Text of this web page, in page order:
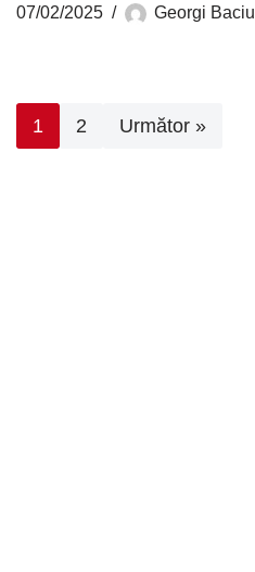
07/02/2025 Georgi Baciu
1 2 Următor »